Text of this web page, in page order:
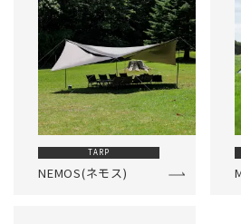
TARP
NEMOS(ネモス)